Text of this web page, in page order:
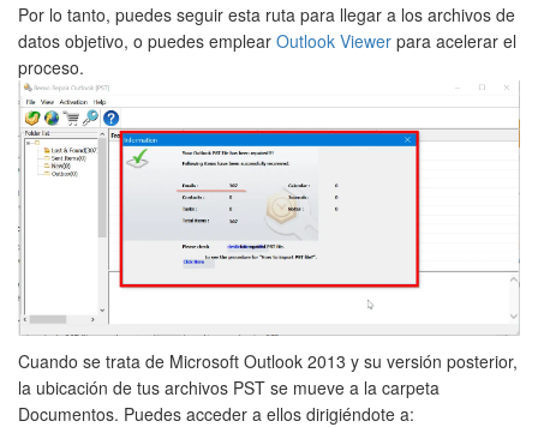
Por lo tanto, puedes seguir esta ruta para llegar a los archivos de
datos objetivo, o puedes emplear Outlook Viewer para acelerar el
proceso.
Cuando se trata de Microsoft Outlook 2013 y su versión posterior,
la ubicación de tus archivos PST se mueve a la carpeta
Documentos. Puedes acceder a ellos dirigiéndote a: